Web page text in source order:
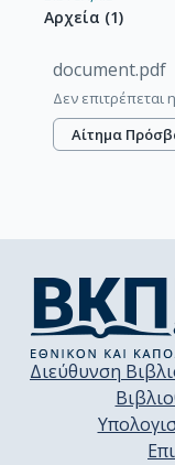
Αρχεία (1)
document.pdf
Δεν επιτρέπεται
Αίτημα
Διεύθυνση